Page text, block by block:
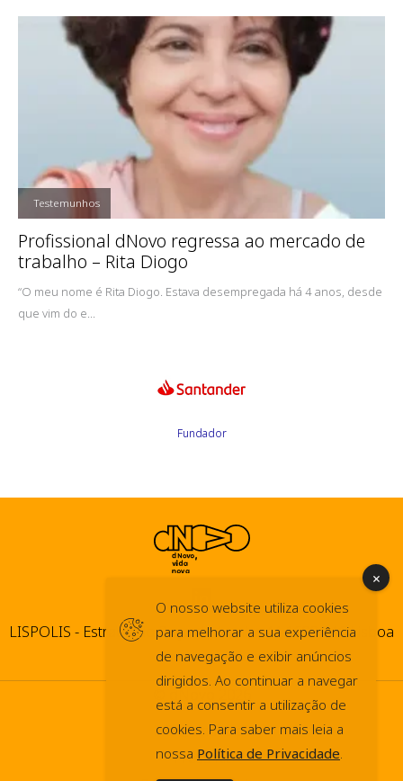
,Testemunhos
Profissional dNovo regressa ao mercado de
trabalho – Rita Diogo
“O meu nome é Rita Diogo. Estava desempregada há 4 anos, desde
que vim do e...
Fundador
LISPOLIS - Estrada do Paço do Lumiar, 44 1600-546 Lisboa
© dNovo 2026
info@dnovo.pt
Press Kit
O nosso website utiliza cookies
para melhorar a sua experiência
de navegação e exibir anúncios
dirigidos. Ao continuar a navegar
está a consentir a utilização de
cookies. Para saber mais leia a
nossa Política de Privacidade.